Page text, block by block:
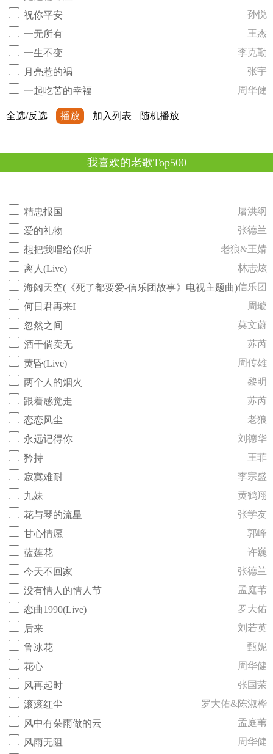
祝你平安
孙悦
一无所有
王杰
一生不变
李克勤
月亮惹的祸
张宇
一起吃苦的幸福
周华健
全选/反选 播放 加入列表 随机播放
我喜欢的老歌Top500
精忠报国
屠洪纲
爱的礼物
张德兰
想把我唱给你听
老狼&王婧
离人(Live)
林志炫
海阔天空(《死了都要爱-信乐团故事》电视主题曲)信乐团
何日君再来I
周璇
忽然之间
莫文蔚
酒干倘卖无
苏芮
黄昏(Live)
周传雄
两个人的烟火
黎明
跟着感觉走
苏芮
恋恋风尘
老狼
永远记得你
刘德华
矜持
王菲
寂寞难耐
李宗盛
九妹
黄鹤翔
花与琴的流星
张学友
甘心情愿
郭峰
蓝莲花
许巍
今天不回家
张德兰
没有情人的情人节
孟庭苇
恋曲1990(Live)
罗大佑
后来
刘若英
鲁冰花
甄妮
花心
周华健
风再起时
张国荣
滚滚红尘
罗大佑&陈淑桦
风中有朵雨做的云
孟庭苇
风雨无阻
周华健